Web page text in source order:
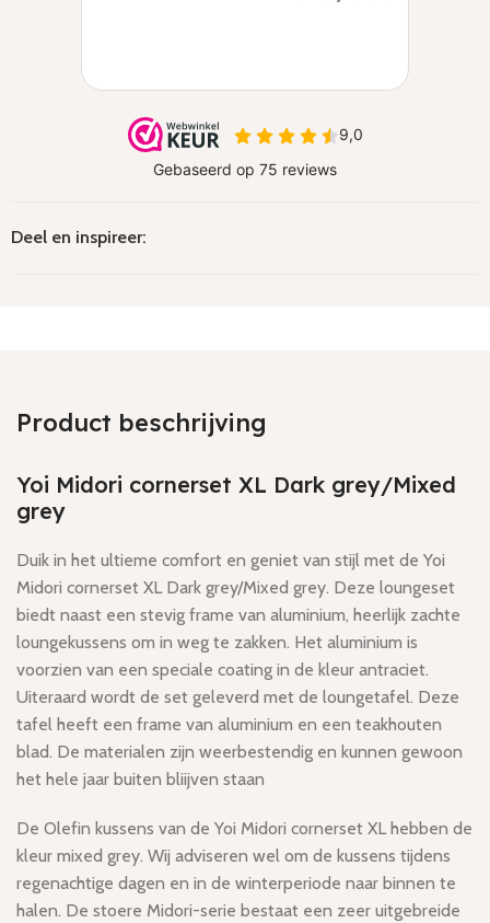
Deel en inspireer:
Product beschrijving
Yoi Midori cornerset XL Dark grey/Mixed
grey
Duik in het ultieme comfort en geniet van stijl met de Yoi
Midori cornerset XL Dark grey/Mixed grey. Deze loungeset
biedt naast een stevig frame van aluminium, heerlijk zachte
loungekussens om in weg te zakken. Het aluminium is
voorzien van een speciale coating in de kleur antraciet.
Uiteraard wordt de set geleverd met de loungetafel. Deze
tafel heeft een frame van aluminium en een teakhouten
blad. De materialen zijn weerbestendig en kunnen gewoon
het hele jaar buiten bliijven staan
De Olefin kussens van de Yoi Midori cornerset XL hebben de
kleur mixed grey. Wij adviseren wel om de kussens tijdens
regenachtige dagen en in de winterperiode naar binnen te
halen. De stoere Midori-serie bestaat een zeer uitgebreide